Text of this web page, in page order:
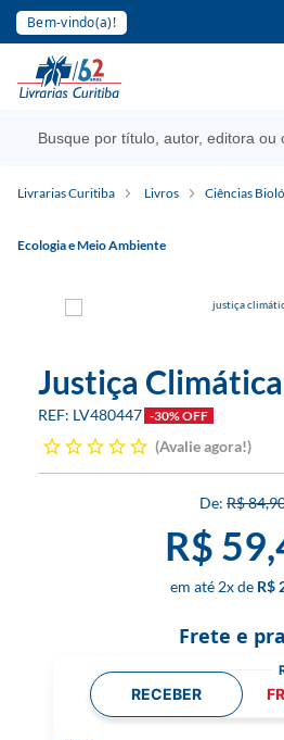
Bem-vindo(a)!
Livrarias Curitiba Livros Ciências
Ecologia e Meio Ambiente
Justiça Climática
LV480447 -30% OFF
Avalie agora!
R$
R$
2x R$
Frete e
RECEBER